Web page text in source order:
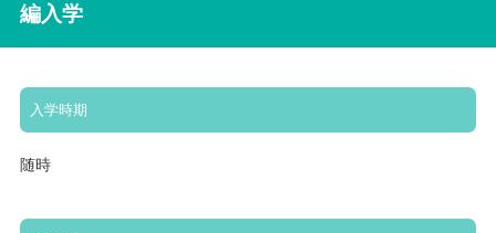
編入学
入学時期
随時